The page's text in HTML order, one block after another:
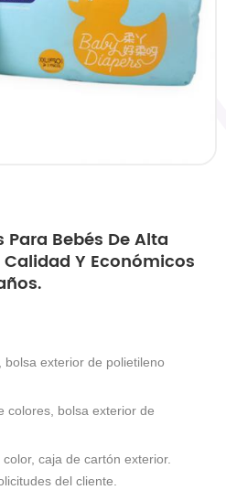
Bebés De Alta
Y Económicos
exterior de polietileno
colores, bolsa exterior de
caja de cartón exterior.
del cliente.